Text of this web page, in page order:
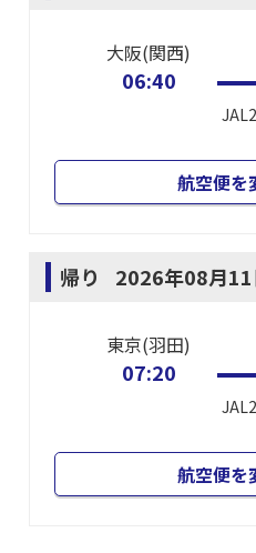
大阪(関西)
06:40
航空便を
帰り 2026年08月11
東京(羽田)
07:20
航空便を